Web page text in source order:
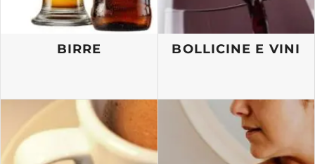
BIRRE BOLLICINE E VINI